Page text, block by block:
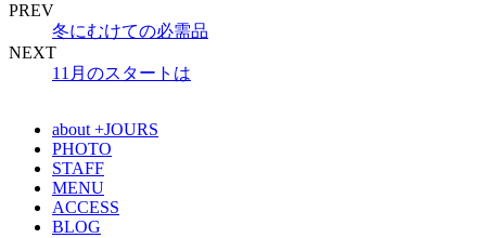
PREV
冬にむけての必需品
NEXT
11月のスタートは
about +JOURS
PHOTO
STAFF
MENU
ACCESS
BLOG